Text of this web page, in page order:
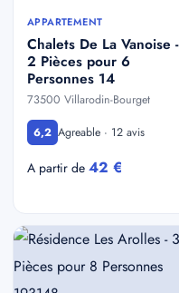
APPARTEMENT
Chalets De La Vanoise -
2 Pièces pour 6
Personnes 14
73500 Villarodin-Bourget
6,2 Agreable · 12 avis
A partir de 42 €